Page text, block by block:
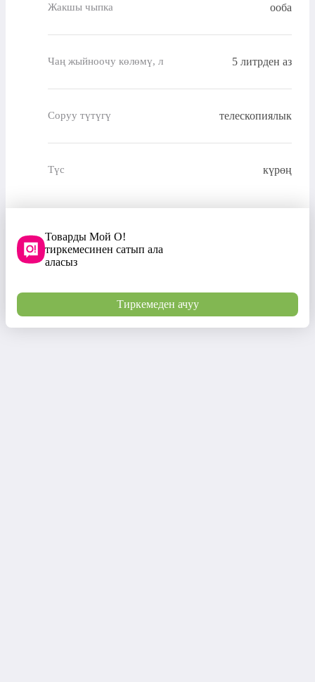
Жакшы чыпка ооба
Чаң жыйноочу көлөмү, л 5 литрден аз
Соруу түтүгү телескопиялык
Түс күрөң
Товарды Мой О!
тиркемесинен сатып ала
аласыз
Тиркемеден ачуу